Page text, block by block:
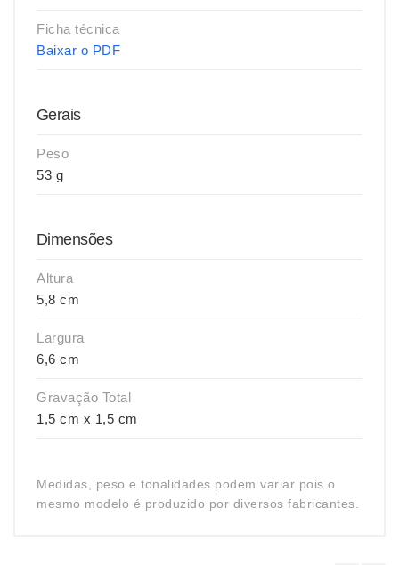
Ficha técnica
Baixar o PDF
Gerais
Peso
53 g
Dimensões
Altura
5,8 cm
Largura
6,6 cm
Gravação Total
1,5 cm x 1,5 cm
Medidas, peso e tonalidades podem variar pois o
mesmo modelo é produzido por diversos fabricantes.